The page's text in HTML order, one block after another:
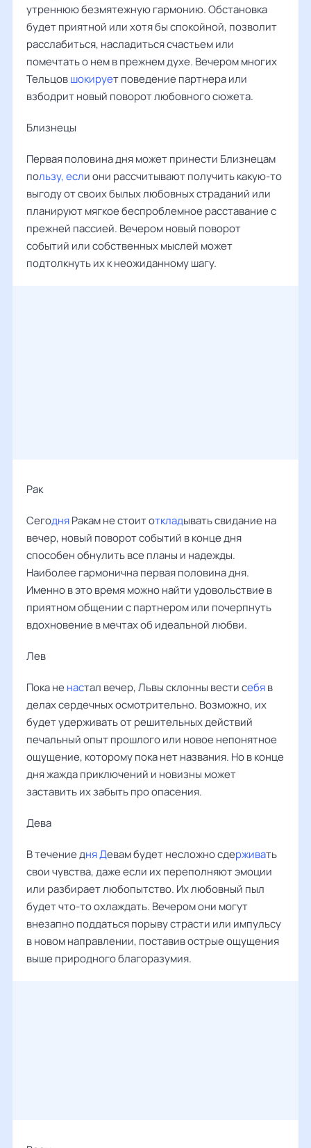
утреннюю безмятежную гармонию. Обстановка
будет приятной или хотя бы спокойной, позволит
расслабиться, насладиться счастьем или
помечтать о нем в прежнем духе. Вечером многих
Тельцовшокирует поведение партнера или
взбодрит новый поворот любовного сюжета.
Близнецы
Первая половина дня может принести Близнецам
пользу, если они рассчитывают получить какую-то
выгоду от своих былых любовных страданий или
планируют мягкое беспроблемное расставание с
прежней пассией. Вечером новый поворот
событий или собственных мыслей может
подтолкнуть их к неожиданному шагу.
Рак ‌‌
СегодняРакам не стоит откладывать свидание на
вечер, новый поворот событий в конце дня
способен обнулить все планы и надежды.
Наиболее гармонична первая половина дня.
Именно в это время можно найти удовольствие в
приятном общении с партнером или почерпнуть
вдохновение в мечтах об идеальной любви.
Лев ‌‌
Пока не настал вечер, Львы склонны вести себяв
делах сердечных осмотрительно. Возможно, их
будет удерживать от решительных действий
печальный опыт прошлого или новое непонятное
ощущение, которому пока нет названия. Но в конце
дня жажда приключений и новизны может
заставить их забыть про опасения.
Дева ‌‌
В течение дня Девам будет несложно сдерживать
свои чувства, даже если их переполняют эмоции
или разбирает любопытство. Их любовный пыл
будет что-то охлаждать. Вечером они могут
внезапно поддаться порыву страсти или импульсу
в новом направлении, поставив острые ощущения
выше природного благоразумия.